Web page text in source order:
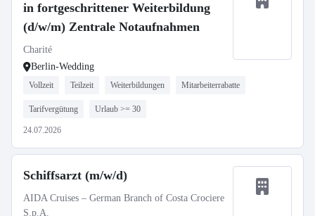
in fortgeschrittener Weiterbildung
(d/w/m) Zentrale Notaufnahmen
Charité
Berlin-Wedding
Vollzeit Teilzeit Weiterbildungen Mitarbeiterrabatte
Tarifvergütung Urlaub >= 30
24.07.2026
Schiffsarzt (m/w/d)
AIDA Cruises – German Branch of Costa Crociere
S.p.A.